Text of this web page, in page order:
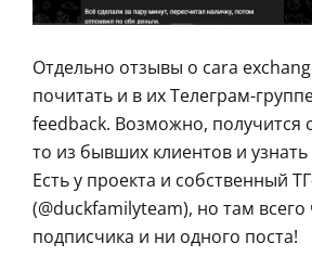
Отдельно отзывы о cara
почитать и в их Телеграм-
feedback. Возможно, получится
то из бывших клиентов и
Есть у проекта и собственный
(@duckfamilyteam), но там
подписчика и ни одного поста!